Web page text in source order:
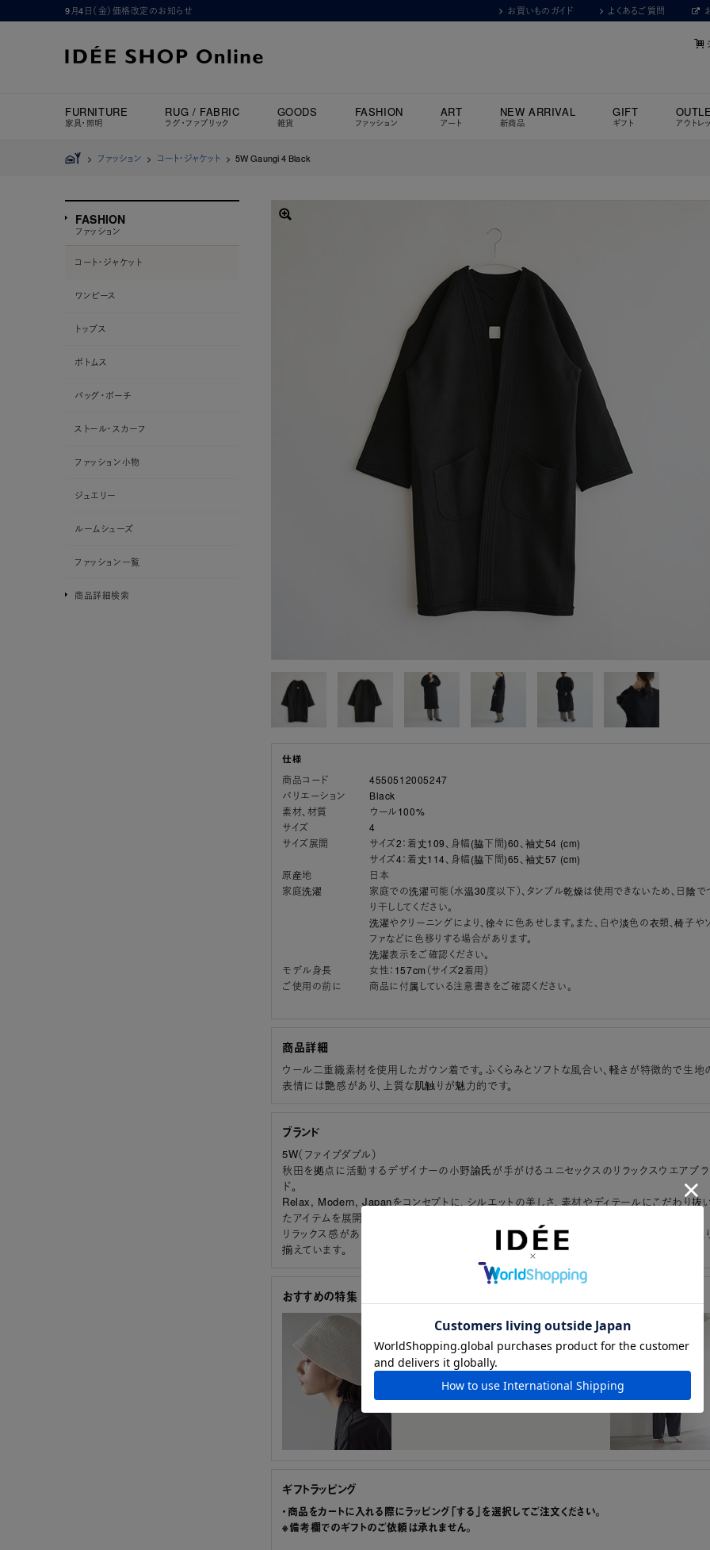
9月4日（金）価格改定のお知らせ お買いものガイド よくあるご質問
FURNITURE
家具・照明
RUG / FABRIC
ラグ・ファブリック
GOODS
雑貨
FASHION
ファッション
ART
アート
NEW ARRIVAL
新商品
GIFT
ギフト アウトレ
> ファッション > コート・ジャケット >5W Gaungi 4 Black
商品コード
4550512005247
バリエーション
Black
素材、材質
ウール100%
サイズ
4
サイズ展開
サイズ2：着丈109、身幅(脇下間)60、袖丈54 (cm)
サイズ4：着丈114、身幅(脇下間)65、袖丈57 (cm)
原産地
日本
家庭洗濯
家庭での洗濯可能（水温30度以下）、タンブル乾燥は使用できないため、日陰で
り干ししてください。
洗濯やクリーニングにより、徐々に色あせします。また、白や淡色の衣類、椅子や
ファなどに色移りする場合があります。
洗濯表示をご確認ください。
モデル身長
女性：157cm（サイズ2着用）
ご使用の前に
商品に付属している注意書きをご確認ください。
商品詳細
ウール二重織素材を使用したガウン着です。ふくらみとソフトな風合い、軽さが特徴的で生地
表情には艶感があり、上質な肌触りが魅力的です。
ブランド
5W（ファイブダブル）
秋田を拠点に活動するデザイナーの小野諭氏が手がけるユニセックスのリラックスウエアブ
ド。
Relax, Modern, Japanをコンセプトに、シルエットの美しさ、素材やディテールにこだわり抜
たアイテムを展開しています。
リラックス感がありながらシルエットの美しさ、素材やディテールにこだわり抜いたアイテム取
揃えています。
おすすめの特集
ギフトラッピング
・商品をカートに入れる際にラッピング「する」を選択してご注文ください。
※備考欄でのギフトのご依頼は承れません。
FASHION
ファッション
コート・ジャケット
ワンピース
トップス
ボトムス
バッグ・ポーチ
ストール・スカーフ
ファッション小物
ジュエリー
ルームシューズ
ファッション一覧
商品詳細検索